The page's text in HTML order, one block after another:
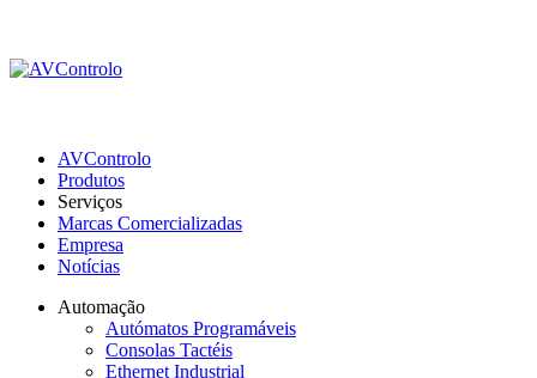
AVControlo
Produtos
Serviços
Marcas Comercializadas
Empresa
Notícias
Automação
Autómatos Programáveis
Consolas Tactéis
Ethernet Industrial